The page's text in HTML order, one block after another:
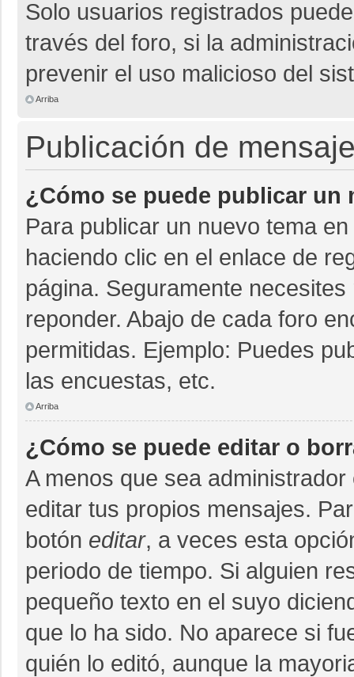
Solo usuarios registrados
través del foro, si la
prevenir el uso malicioso del
Arriba
Publicación de
¿Cómo se puede publicar un
Para publicar un nuevo tema
haciendo clic en el enlace de
página. Seguramente
reponder. Abajo de cada foro
permitidas. Ejemplo: Puedes
las encuestas, etc.
Arriba
¿Cómo se puede editar o
A menos que sea
editar tus propios mensajes.
botón editar, a veces esta
periodo de tiempo. Si alguien
pequeño texto en el suyo
que lo ha sido. No aparece si
quién lo editó, aunque la